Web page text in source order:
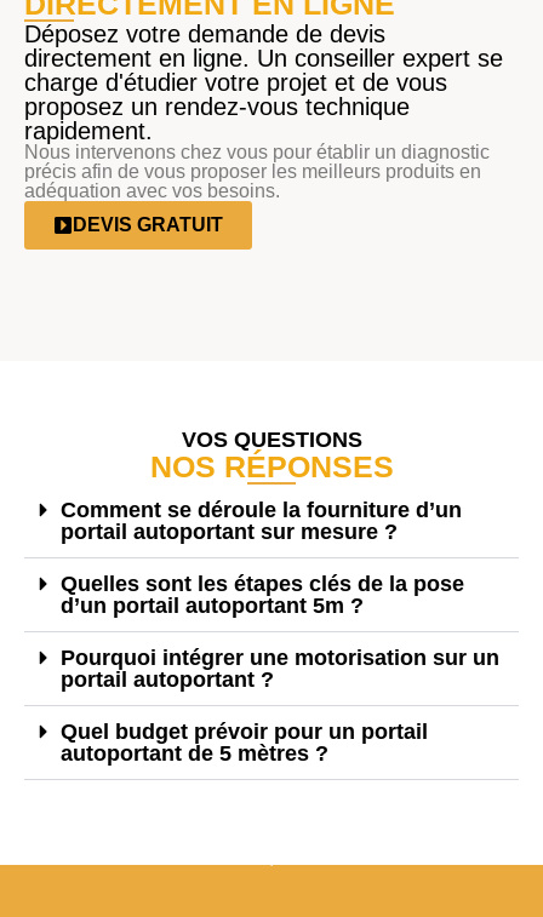
Déposez votre demande de devis
directement en ligne. Un conseiller expert se
charge d'étudier votre projet et de vous
proposez un rendez-vous technique
rapidement.
Nous intervenons chez vous pour établir un diagnostic
précis afin de vous proposer les meilleurs produits en
adéquation avec vos besoins.
DEVIS GRATUIT
VOS QUESTIONS
NOS RÉPONSES
Comment se déroule la fourniture d’un
portail autoportant sur mesure ?
Quelles sont les étapes clés de la pose
d’un portail autoportant 5m ?
Pourquoi intégrer une motorisation sur un
portail autoportant ?
Quel budget prévoir pour un portail
autoportant de 5 mètres ?